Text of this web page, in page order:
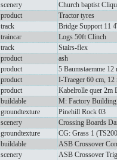
scenery
Church baptist
product
Tractor tyres
track
Bridge Support 11
traincar
Logs 50ft Clinch
track
Stairs-flex
product
ash
product
5 Baumstaemme 12
product
I-Traeger 60 cm, 12
product
Kabelrolle quer 2m
buildable
M: Factory
groundtexture
Pinehill Rock 03
scenery
Crossing Boards
groundtexture
CG: Grass 1
buildable
ASB Crossover
scenery
ASB Crossover